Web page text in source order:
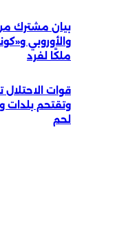
بيان مشترك من
والأوروبي
ملكًا لفرد
وتقتحم بلدات
لحم